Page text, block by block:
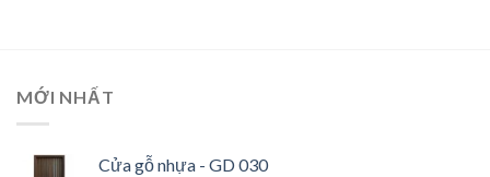
MỚI NHẤT
Cửa gỗ nhựa - GD 030